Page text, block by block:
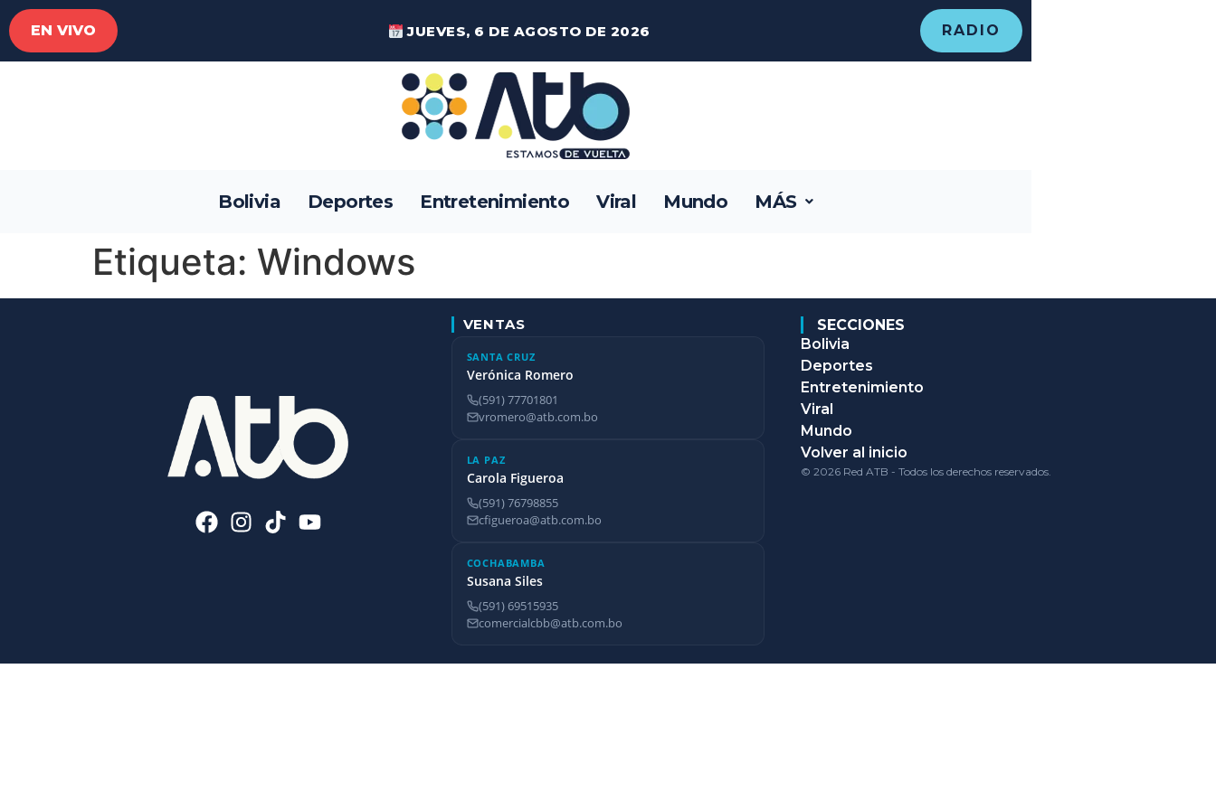
EN VIVO JUEVES, 6 DE AGOSTO DE 2026 RADIO
Bolivia Deportes Entretenimiento Viral Mundo MÁS
Etiqueta: Windows
VENTAS
SANTA CRUZ
Verónica Romero
(591) 77701801
vromero@atb.com.bo
LA PAZ
Carola Figueroa
(591) 76798855
cfigueroa@atb.com.bo
COCHABAMBA
Susana Siles
(591) 69515935
comercialcbb@atb.com.bo
SECCIONES
Bolivia
Deportes
Entretenimiento
Viral
Mundo
Volver al inicio
© 2026 Red ATB - Todos los derechos reservados.